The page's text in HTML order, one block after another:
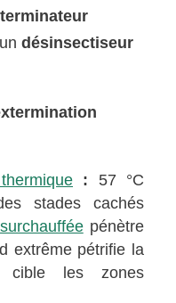
désinsectiseur
: 57 °C
stades cachés
pénètre
extrême pétrifie la
cible les zones